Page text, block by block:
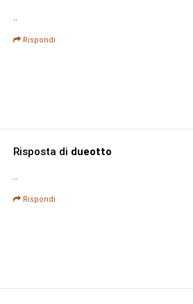
..
Rispondi
Risposta di dueotto
..
Rispondi